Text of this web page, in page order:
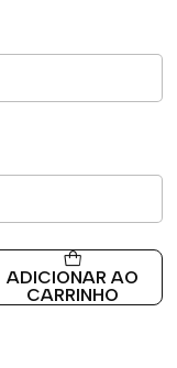
ADICIONAR AO
CARRINHO